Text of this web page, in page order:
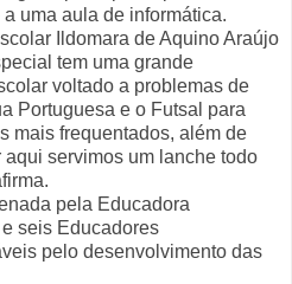
uma aula de informática.
Ildomara de Aquino Araújo
tem uma grande
voltado a problemas de
Portuguesa e o Futsal para
mais frequentados, além de
servimos um lanche todo
pela Educadora
seis Educadores
pelo desenvolvimento das